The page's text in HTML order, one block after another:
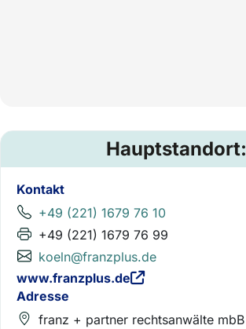
Hauptstandort:
Kontakt
+49 (221) 1679 76 10
+49 (221) 1679 76 99
koeln@franzplus.de
www.franzplus.de
Adresse
franz + partner rechtsanwälte mbB